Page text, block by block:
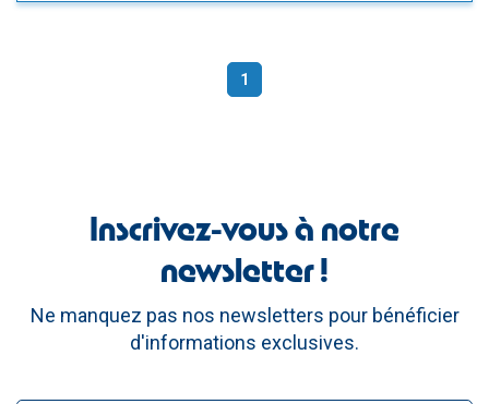
1(current)
Inscrivez-vous à notre
newsletter !
Ne manquez pas nos newsletters pour bénéficier
d'informations exclusives.